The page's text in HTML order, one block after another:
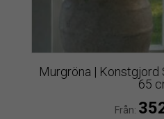
Murgröna | Konstgjord
65
Från: